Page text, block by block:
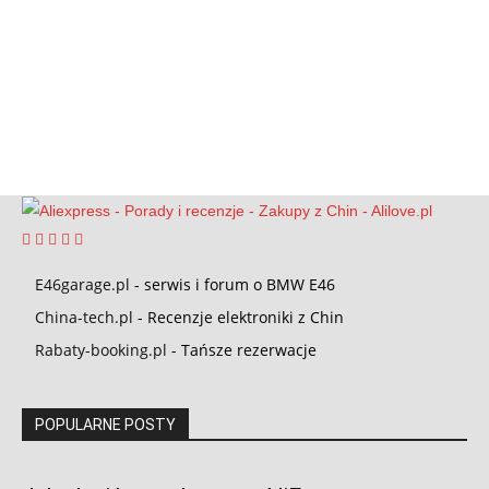
E46garage.pl - serwis i forum o BMW E46
China-tech.pl - Recenzje elektroniki z Chin
Rabaty-booking.pl - Tańsze rezerwacje
POPULARNE POSTY